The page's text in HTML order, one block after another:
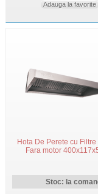
Adauga la favorite
Hota De Perete cu
Fara motor
Stoc: la